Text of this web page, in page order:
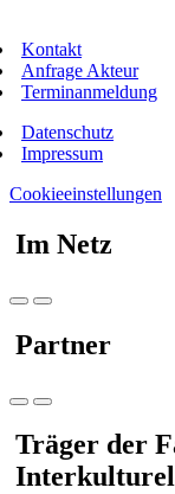
Kontakt
Anfrage Akteur
Terminanmeldung
Datenschutz
Impressum
Cookieeinstellungen
Im Netz
Partner
Träger der